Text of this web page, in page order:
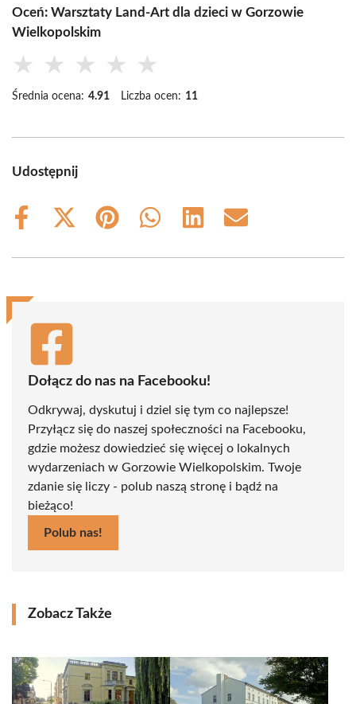
Oceń: Warsztaty Land-Art dla dzieci w Gorzowie
Wielkopolskim
★ ★ ★ ★ ★
Średnia ocena: 4.91 Liczba ocen: 11
Udostępnij
Share
Share
(Twitter)
Share
Share
Share
Share
Dołącz do nas na Facebooku!
Odkrywaj, dyskutuj i dziel się tym co najlepsze!
Przyłącz się do naszej społeczności na Facebooku,
gdzie możesz dowiedzieć się więcej o lokalnych
wydarzeniach w Gorzowie Wielkopolskim. Twoje
zdanie się liczy - polub naszą stronę i bądź na
bieżąco!
Polub nas!
Zobacz Także